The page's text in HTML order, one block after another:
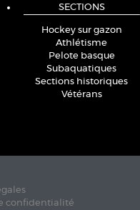
SECTIONS
Hockey sur gazon
Athlétisme
Pelote basque
Subaquatiques
Sections historiques
Vétérans
confidentialité